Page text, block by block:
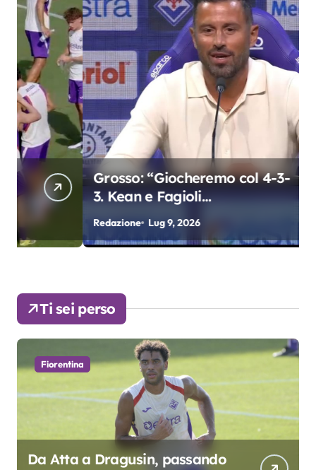
Grosso: “Giocheremo col 4-3-
3. Kean e Fagioli
fondamentali. Atta grande
Redazione Lug 9, 2026
Ti sei perso
Fiorentina
Da Atta a Dragusin, passando